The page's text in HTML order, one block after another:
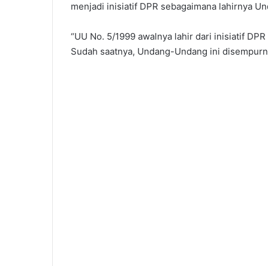
menjadi inisiatif DPR sebagaimana lahirnya
“UU No. 5/1999 awalnya lahir dari inisiatif
Sudah saatnya, Undang-Undang ini